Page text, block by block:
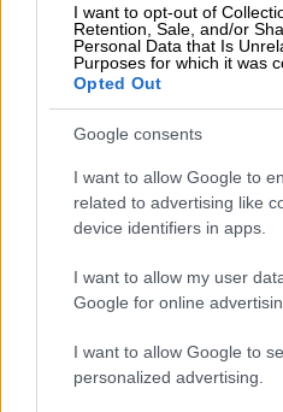
I want to opt-out of
Retention, Sale, and/or
Personal Data that Is
Purposes for which it was
Opted Out
Google consents
I want to allow Google to
related to advertising like
device identifiers in apps.
I want to allow my user
Google for online
I want to allow Google to
personalized advertising.
Σινεμά|30.06.2026 22:00
Το «Michael»
«Oppenheimer» και
βιογραφική ταινία
Στόχος μάλιστα είναι
εμπόδιο του 1